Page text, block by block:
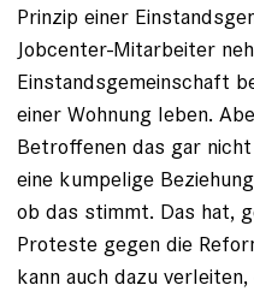
Prinzip einer
Jobcenter-Mitarbeiter
Einstandsgemeinschaft
einer Wohnung leben.
Betroffenen das gar
eine kumpelige
ob das stimmt. Das hat,
Proteste gegen die
kann auch dazu